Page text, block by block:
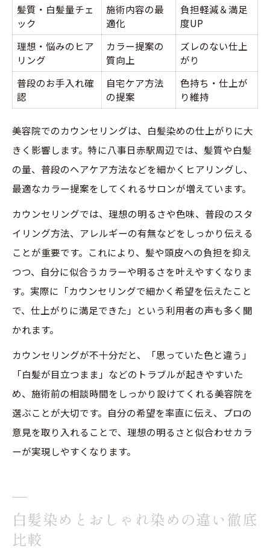
髪質・白髪量チェ
ック
施術内容の最
適化
負担軽減＆満足
度UP
理想・悩みのヒア
リング
カラー提案の
質向上
ズレのない仕上
がり
普段のお手入れ確
認
自宅ケア方法
の提案
色持ち・仕上が
り維持
美容院でのカウンセリングは、白髪染めの仕上がりに大
きく影響します。特に八事日赤駅周辺では、髪質や白髪
の量、普段のヘアケア方法などを細かくヒアリングし、
最適なカラー提案をしてくれるサロンが増えています。
カウンセリングでは、理想の明るさや色味、普段のスタ
イリング方法、アレルギーの有無などをしっかり伝える
ことが重要です。これにより、髪や頭皮への負担を抑え
つつ、自分に似合うカラーや明るさを叶えやすくなりま
す。実際に「カウンセリングで細かく希望を伝えたこと
で、仕上がりに満足できた」という利用者の声も多く聞
かれます。
カウンセリングが不十分だと、「思っていた色と違う」
「白髪が目立つまま」などのトラブルが起きやすいた
め、施術前の相談時間をしっかり設けてくれる美容院を
選ぶことが大切です。自分の希望を率直に伝え、プロの
意見を取り入れることで、理想の明るさと似合わせカラ
ーが実現しやすくなります。
白髪染めとおしゃれ染めの違い徹底
比較